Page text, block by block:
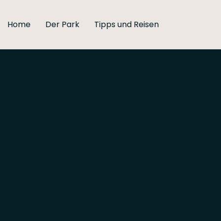
Home Der Park Tipps und Reisen